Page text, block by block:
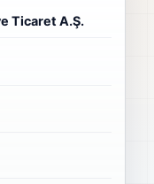
Ticaret A.Ş.